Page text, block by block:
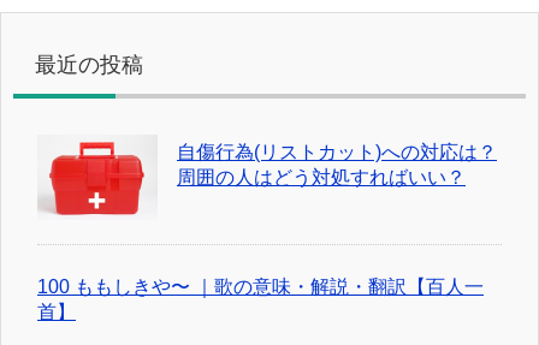
最近の投稿
自傷行為(リストカット)への対応は？
周囲の人はどう対処すればいい？
100 ももしきや〜 ｜歌の意味・解説・翻訳【百人一
首】